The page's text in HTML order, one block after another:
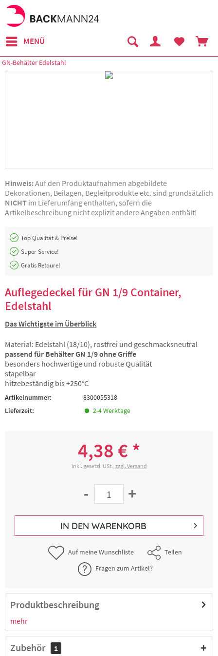
MENÜ
GN-Behälter Edelstahl
Hinweis:Auf den Produktaufnahmen abgebildete
Dekorationen, Beilagen, Begleitprodukte etc. sind grundsätzlich
NICHT im Lieferumfang enthalten, sofern die
Artikelbeschreibung nicht explizit andere Angaben enthält!
Top Qualität & Preise!
Super Service!
Gratis Retoure!
Auflegedeckel für GN 1/9 Container,
Edelstahl
Das Wichtigste im Überblick
Material: Edelstahl (18/10), rostfrei und geschmacksneutral
passend für Behälter GN 1/9 ohne Griffe
besonders hochwertige und robuste Qualität
stapelbar
hitzebeständig bis +250°C
Artikelnummer:
8300055318
Lieferzeit:
2-4 Werktage
4,38 € *
Inkl. gesetzl. USt., zzgl. Versand
- +
IN DEN WARENKORB
Auf meine Wunschliste
Teilen
Fragen zum Artikel?
Produktbeschreibung
mehr
Zubehör 1